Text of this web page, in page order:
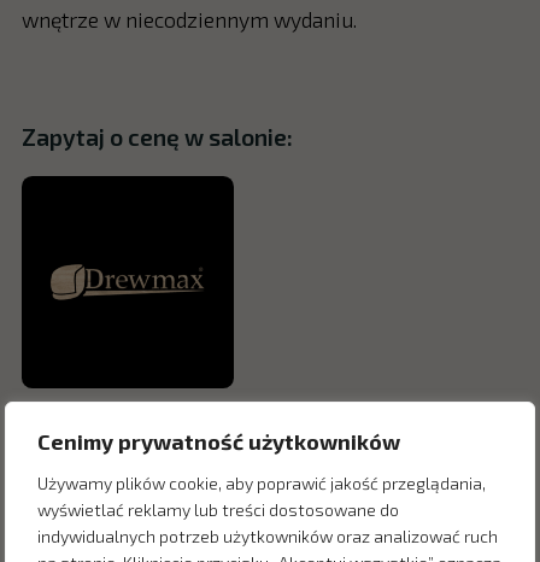
Cenimy prywatność użytkowników
Używamy plików cookie, aby poprawić jakość przeglądania,
wyświetlać reklamy lub treści dostosowane do
indywidualnych potrzeb użytkowników oraz analizować ruch
wnętrze w niecodziennym wydaniu.
Zapytaj o cenę w salonie: